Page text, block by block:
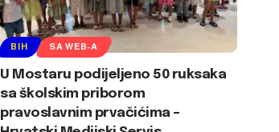
BIH SA WEB-A
U Mostaru podijeljeno 50 ruksaka
sa školskim priborom
pravoslavnim prvačićima –